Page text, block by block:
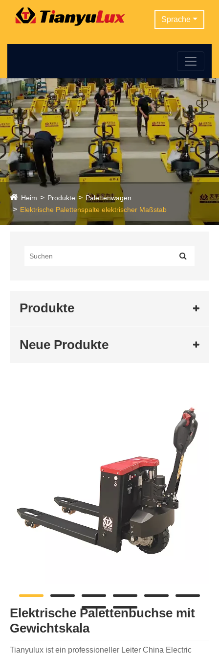
Sprache
Heim Produkte
Palettenwagen
Elektrische Palettenspalte elektrischer Maßstab
Produkte
Neue Produkte
Elektrische Palettenbuchse mit
Gewichtskala
Tianyulux ist ein professioneller Leiter China Electric